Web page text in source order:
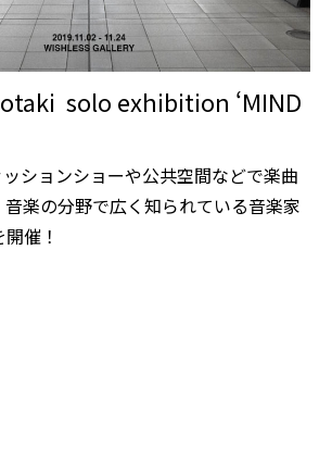
solo exhibition ‘MIND
ションショーや公共空間などで楽曲
楽の分野で広く知られている音楽家
催！